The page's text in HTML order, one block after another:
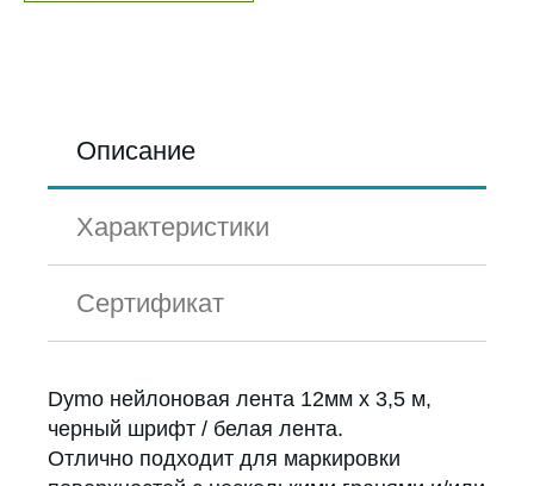
Описание
Характеристики
Сертификат
Dymo нейлоновая лента 12мм х 3,5 м,
черный шрифт / белая лента.
Отлично подходит для маркировки